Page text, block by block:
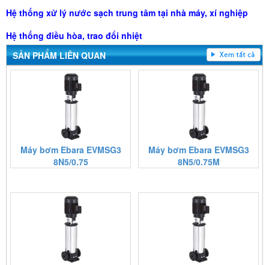
Hệ thống xử lý nước sạch trung tâm tại nhà máy, xí nghiệp
Hệ thống điều hòa, trao đổi nhiệt
SẢN PHẨM LIÊN QUAN
Máy bơm Ebara EVMSG3
8N5/0.75
Máy bơm Ebara EVMSG3
8N5/0.75M